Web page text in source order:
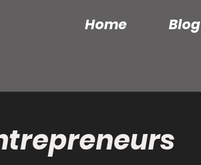
Home Blog